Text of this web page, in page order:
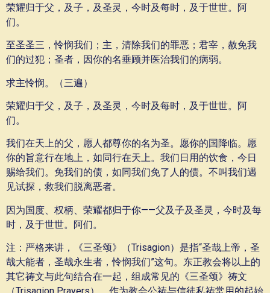
荣耀归于父，及子，及圣灵，今时及每时，及于世世。阿
们。
至圣圣三，怜悯我们；主，清除我们的罪恶；君宰，赦免我
们的过犯；圣者，因你的名垂顾并医治我们的病弱。
求主怜悯。（三遍）
荣耀归于父，及子，及圣灵，今时及每时，及于世世。阿
们。
我们在天上的父，愿人都尊你的名为圣。愿你的国降临。愿
你的旨意行在地上，如同行在天上。我们日用的饮食，今日
赐给我们。免我们的债，如同我们免了人的债。不叫我们遇
见试探，救我们脱离恶者。
因为国度、权柄、荣耀都归于你——父及子及圣灵，今时及每
时，及于世世。阿们。
注：严格来讲，《三圣颂》（Trisagion）是指“圣哉上帝，圣
哉大能者，圣哉永生者，怜悯我们”这句。东正教会将以上的
其它祷文与此句结合在一起，组成常见的《三圣颂》祷文